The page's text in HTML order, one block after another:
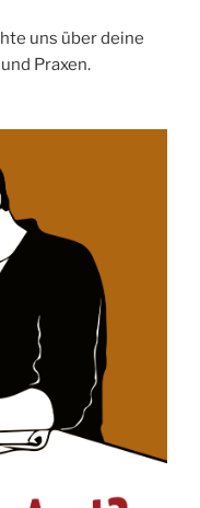
uns über deine
Praxen.